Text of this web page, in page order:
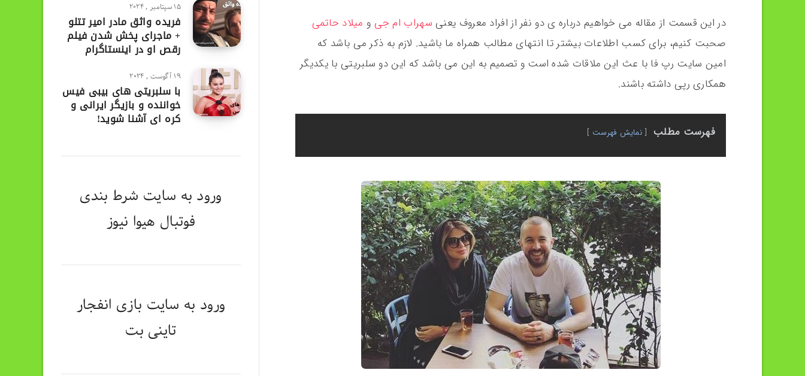
در این قسمت از مقاله می خواهیم درباره ی دو نفر از افراد معروف یعنی سهراب ام جی و میلاد حاتمی
صحبت کنیم، برای کسب اطلاعات بیشتر تا انتهای مطالب همراه ما باشید. لازم به ذکر می باشد که
امین سایت رپ فا با عث این ملاقات شده است و تصمیم به این می باشد که این دو سلبریتی با یکدیگر
همکاری رپی داشته باشند.
فهرست مطلب نمایش فهرست
15 سپتامبر , 2024
فریده واثق مادر امیر تتلو
+ ماجرای پخش شدن فیلم
رقص او در اینستاگرام
19 آگوست , 2024
با سلبریتی های بیبی فیس
خواننده و بازیگر ایرانی و
کره ای آشنا شوید!
ورود به سایت شرط بندی
فوتبال هیوا نیوز
ورود به سایت بازی انفجار
تاینی بت